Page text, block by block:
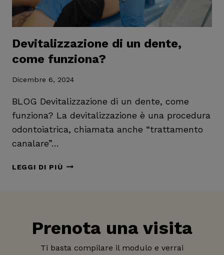
Devitalizzazione di un dente,
come funziona?
Dicembre 6, 2024
BLOG Devitalizzazione di un dente, come
funziona? La devitalizzazione è una procedura
odontoiatrica, chiamata anche “trattamento
canalare”…
LEGGI DI PIÙDEVITALIZZAZIONE
FUNZIONA?
Prenota una visita
Ti basta compilare il modulo e verrai